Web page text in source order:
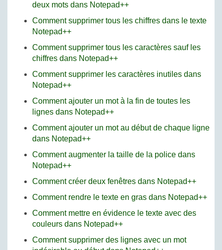
deux mots dans Notepad++
Comment supprimer tous les chiffres dans le texte
Notepad++
Comment supprimer tous les caractères sauf les
chiffres dans Notepad++
Comment supprimer les caractères inutiles dans
Notepad++
Comment ajouter un mot à la fin de toutes les
lignes dans Notepad++
Comment ajouter un mot au début de chaque ligne
dans Notepad++
Comment augmenter la taille de la police dans
Notepad++
Comment créer deux fenêtres dans Notepad++
Comment rendre le texte en gras dans Notepad++
Comment mettre en évidence le texte avec des
couleurs dans Notepad++
Comment supprimer des lignes avec un mot